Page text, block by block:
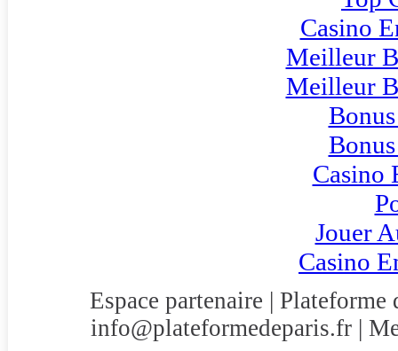
Casino
Meilleur
Meilleur
Casino
Jouer
Casino
Espace partenaire |
info@plateformedeparis.fr |